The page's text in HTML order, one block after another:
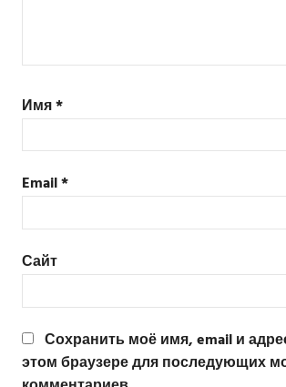
Имя*
Email*
Сайт
Сохранить моё имя, email и
этом браузере для последующих